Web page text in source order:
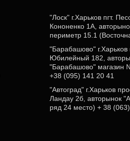
"Лоск" г.Харьков пгт.
Кононенко 1А,
периметр 15.1
"Барабашово" г.Харьков
Юбилейный 182,
"Барабашово" магазин
+38 (095) 141 20 41
"Автоград" г.Харьков
Ландау 2б, авторынок
ряд 24 место) + 38